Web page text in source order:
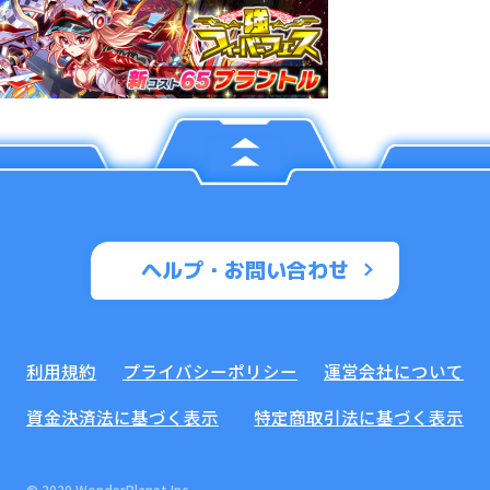
ヘルプ・お問い合わせ
利用規約 プライバシーポリシー
運営会社について
資金決済法に基づく表示
特定商取引法に基づく表示